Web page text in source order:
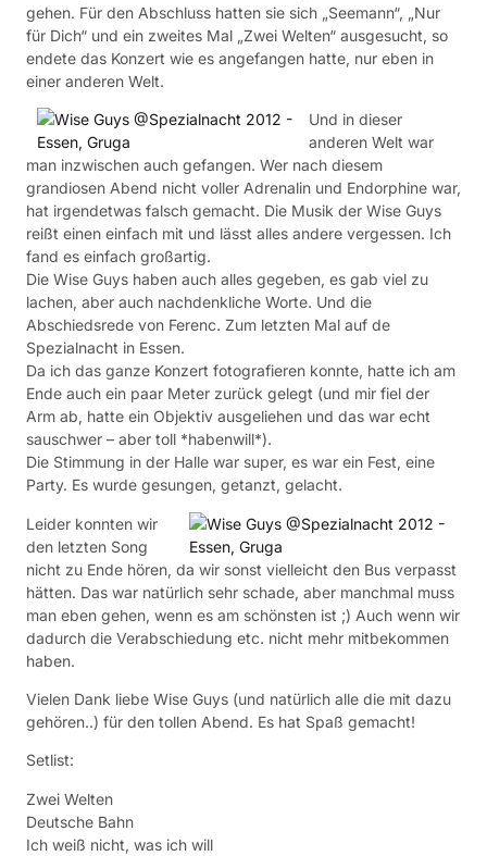
gehen. Für den Abschluss hatten sie sich „Seemann“, „Nur
für Dich“ und ein zweites Mal „Zwei Welten“ ausgesucht, so
endete das Konzert wie es angefangen hatte, nur eben in
einer anderen Welt.
Und in dieser
anderen Welt war
man inzwischen auch gefangen. Wer nach diesem
grandiosen Abend nicht voller Adrenalin und Endorphine war,
hat irgendetwas falsch gemacht. Die Musik der Wise Guys
reißt einen einfach mit und lässt alles andere vergessen. Ich
fand es einfach großartig.
Die Wise Guys haben auch alles gegeben, es gab viel zu
lachen, aber auch nachdenkliche Worte. Und die
Abschiedsrede von Ferenc. Zum letzten Mal auf de
Spezialnacht in Essen.
Da ich das ganze Konzert fotografieren konnte, hatte ich am
Ende auch ein paar Meter zurück gelegt (und mir fiel der
Arm ab, hatte ein Objektiv ausgeliehen und das war echt
sauschwer – aber toll *habenwill*).
Die Stimmung in der Halle war super, es war ein Fest, eine
Party. Es wurde gesungen, getanzt, gelacht.
Leider konnten wir
den letzten Song
nicht zu Ende hören, da wir sonst vielleicht den Bus verpasst
hätten. Das war natürlich sehr schade, aber manchmal muss
man eben gehen, wenn es am schönsten ist ;) Auch wenn wir
dadurch die Verabschiedung etc. nicht mehr mitbekommen
haben.
Vielen Dank liebe Wise Guys (und natürlich alle die mit dazu
gehören..) für den tollen Abend. Es hat Spaß gemacht!
Setlist:
Zwei Welten
Deutsche Bahn
Ich weiß nicht, was ich will